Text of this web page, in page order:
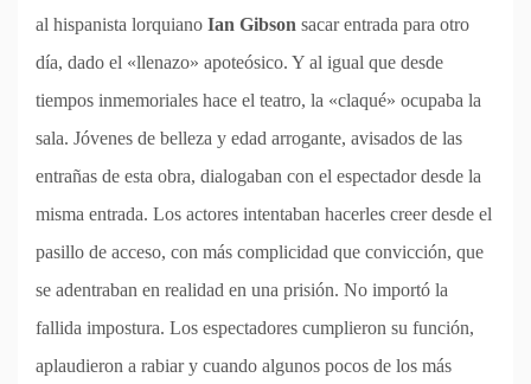
al hispanista lorquiano Ian Gibson sacar entrada para otro
día, dado el «llenazo» apoteósico. Y al igual que desde
tiempos inmemoriales hace el teatro, la «claqué» ocupaba la
sala. Jóvenes de belleza y edad arrogante, avisados de las
entrañas de esta obra, dialogaban con el espectador desde la
misma entrada. Los actores intentaban hacerles creer desde el
pasillo de acceso, con más complicidad que convicción, que
se adentraban en realidad en una prisión. No importó la
fallida impostura. Los espectadores cumplieron su función,
aplaudieron a rabiar y cuando algunos pocos de los más